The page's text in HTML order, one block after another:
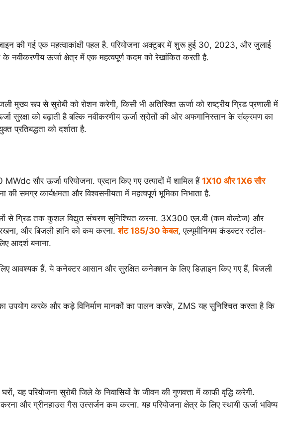
की गई एक महत्वाकांक्षी पहल है. परियोजना अक्टूबर में शुरू हुई 30, 2023, और जुलाई
नवीकरणीय ऊर्जा क्षेत्र में एक महत्वपूर्ण कदम को रेखांकित करती है.
मुख्य रूप से सुरोबी को रोशन करेगी, किसी भी अतिरिक्त ऊर्जा को राष्ट्रीय ग्रिड प्रणाली में
सुरक्षा को बढ़ाती है बल्कि नवीकरणीय ऊर्जा स्रोतों की ओर अफगानिस्तान के संक्रमण का
को दर्शाता है.
सौर ऊर्जा परियोजना. प्रदान किए गए उत्पादों में शामिल हैं 1X10 और 1X6 सौर
कार्यक्षमता और विश्वसनीयता में महत्वपूर्ण भूमिका निभाता है.
से ग्रिड तक कुशल विद्युत संचरण सुनिश्चित करना. 3X300 एल.वी (कम वोल्टेज) और
और बिजली हानि को कम करना.शंट 185/30 केबल, एल्यूमीनियम कंडक्टर स्टील-
आदर्श बनाना.
आवश्यक हैं. ये कनेक्टर आसान और सुरक्षित कनेक्शन के लिए डिज़ाइन किए गए हैं, बिजली
का उपयोग करके और कड़े विनिर्माण मानकों का पालन करके, ZMS यह सुनिश्चित करता है कि
परियोजना सुरोबी जिले के निवासियों के जीवन की गुणवत्ता में काफी वृद्धि करेगी.
और ग्रीनहाउस गैस उत्सर्जन कम करना. यह परियोजना क्षेत्र के लिए स्थायी ऊर्जा भविष्य